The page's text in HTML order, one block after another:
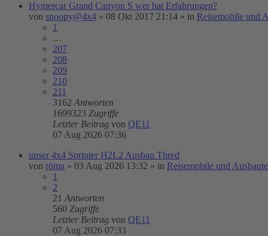
Hymercar Grand Canyon S wer hat Erfahrungen?
von snoopy@4x4 » 08 Okt 2017 21:14 » in Reisemobile und
1
…
207
208
209
210
211
3162 Antworten
1699323 Zugriffe
Letzter Beitrag von QE11
07 Aug 2026 07:36
unser 4x4 Sprinter H2L2 Ausbau Thred
von röma » 03 Aug 2026 13:32 » in Reisemobile und
1
2
21 Antworten
560 Zugriffe
Letzter Beitrag von QE11
07 Aug 2026 07:33